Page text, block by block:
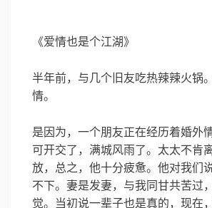
《爱情也是个江湖》
半年前，与几个旧友吃热辣辣火锅
情。
是因为，一个朋友正在经历着婚外
可开交了，满城风雨了。太太不肯
放，总之，他十分疲惫。他对我们
不下。妻是发妻，与我同甘共苦过
觉。当初说一辈子也是真的，现在